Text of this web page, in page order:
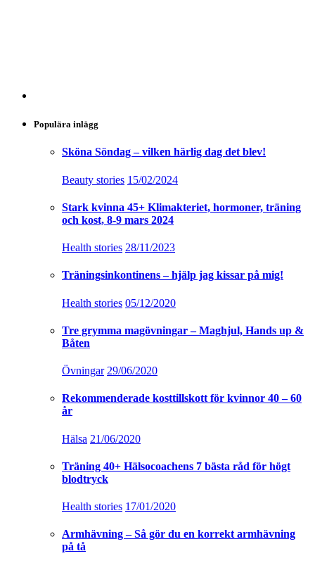
Populära inlägg
Sköna Söndag – vilken härlig dag det blev!
Beauty stories 15/02/2024
Stark kvinna 45+ Klimakteriet, hormoner, träning
och kost, 8-9 mars 2024
Health stories 28/11/2023
Träningsinkontinens – hjälp jag kissar på mig!
Health stories 05/12/2020
Tre grymma magövningar – Maghjul, Hands up &
Båten
Övningar 29/06/2020
Rekommenderade kosttillskott för kvinnor 40 – 60
år
Hälsa 21/06/2020
Träning 40+ Hälsocoachens 7 bästa råd för högt
blodtryck
Health stories 17/01/2020
Armhävning – Så gör du en korrekt armhävning
på tå